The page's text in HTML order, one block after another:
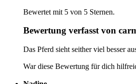
Bewertet mit 5 von 5 Sternen.
Bewertung verfasst von
Das Pferd sieht seither viel besser
War diese Bewertung für dich